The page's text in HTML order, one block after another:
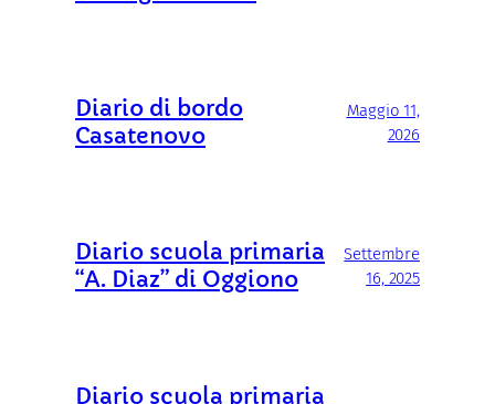
Diario di bordo
Casatenovo
Maggio 11,
2026
Diario scuola primaria
“A. Diaz” di Oggiono
Settembre
16, 2025
Diario scuola primaria